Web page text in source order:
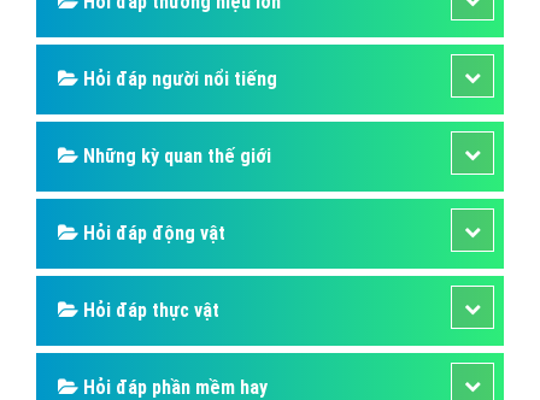
Hỏi đáp người nổi tiếng
Những kỳ quan thế giới
Hỏi đáp động vật
Hỏi đáp thực vật
Hỏi đáp phần mềm hay